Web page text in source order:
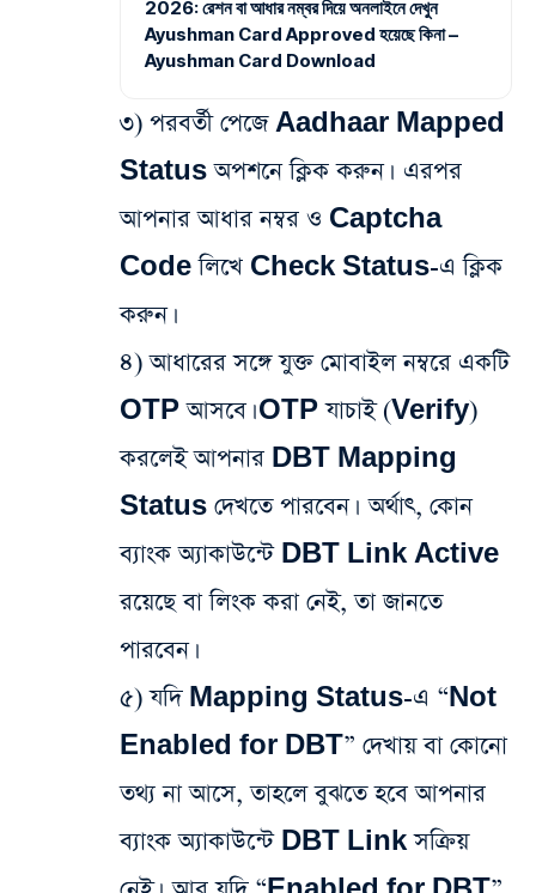
2026: রেশন বা আধার নম্বর দিয়ে অনলাইনে দেখুন
Ayushman Card Approved হয়েছে কিনা –
Ayushman Card Download
৩) পরবর্তী পেজে Aadhaar Mapped
Status অপশনে ক্লিক করুন। এরপর
আপনার আধার নম্বর ও Captcha
Code লিখে Check Status-এ ক্লিক
করুন।
৪) আধারের সঙ্গে যুক্ত মোবাইল নম্বরে একটি
OTP আসবে। OTP যাচাই (Verify)
করলেই আপনার DBT Mapping
Status দেখতে পারবেন। অর্থাৎ, কোন
ব্যাংক অ্যাকাউন্টে DBT Link Active
রয়েছে বা লিংক করা নেই, তা জানতে
পারবেন।
৫) যদি Mapping Status-এ “Not
Enabled for DBT” দেখায় বা কোনো
তথ্য না আসে, তাহলে বুঝতে হবে আপনার
ব্যাংক অ্যাকাউন্টে DBT Link সক্রিয়